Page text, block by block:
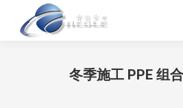
冬季施工 PPE 组